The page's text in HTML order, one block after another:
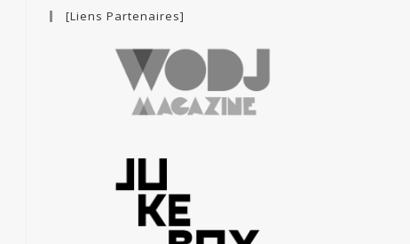
[Liens Partenaires]